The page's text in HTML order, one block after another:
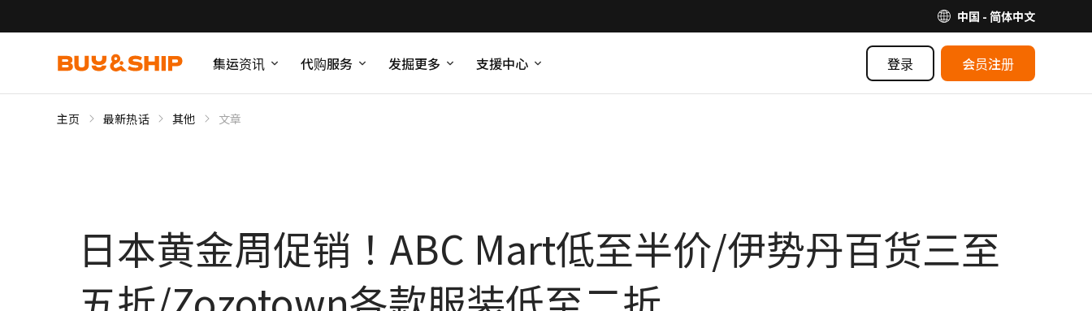
中国 - 简体中文
集运资讯 代购服务 发掘更多 支援中心 登录 会员注册
主页 最新热话 其他 文章
日本黄金周促销！ABC Mart低至半价/伊势丹百货三至